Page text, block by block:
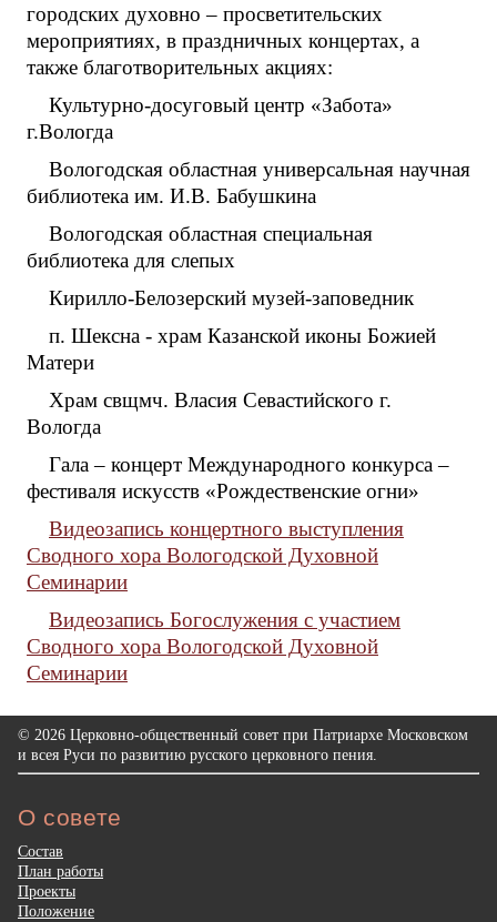
городских духовно – просветительских
мероприятиях, в праздничных концертах, а
также благотворительных акциях:
Культурно-досуговый центр «Забота»
г.Вологда
Вологодская областная универсальная научная
библиотека им. И.В. Бабушкина
Вологодская областная специальная
библиотека для слепых
Кирилло-Белозерский музей-заповедник
п. Шексна - храм Казанской иконы Божией
Матери
Храм свщмч. Власия Севастийского г.
Вологда
Гала – концерт Международного конкурса –
фестиваля искусств «Рождественские огни»
Видеозапись концертного выступления
Сводного хора Вологодской Духовной
Семинарии
Видеозапись Богослужения с участием
Сводного хора Вологодской Духовной
Семинарии
© 2026 Церковно-общественный совет при Патриархе Московском
и всея Руси по развитию русского церковного пения.
О совете
Состав
План работы
Проекты
Положение